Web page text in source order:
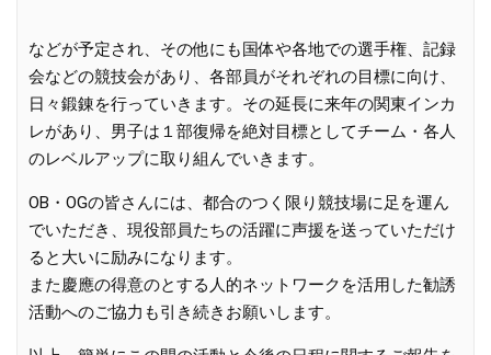
などが予定され、その他にも国体や各地での選手権、記録
会などの競技会があり、各部員がそれぞれの目標に向け、
日々鍛錬を行っていきます。その延長に来年の関東インカ
レがあり、男子は１部復帰を絶対目標としてチーム・各人
のレベルアップに取り組んでいきます。
OB・OGの皆さんには、都合のつく限り競技場に足を運ん
でいただき、現役部員たちの活躍に声援を送っていただけ
ると大いに励みになります。
また慶應の得意のとする人的ネットワークを活用した勧誘
活動へのご協力も引き続きお願いします。